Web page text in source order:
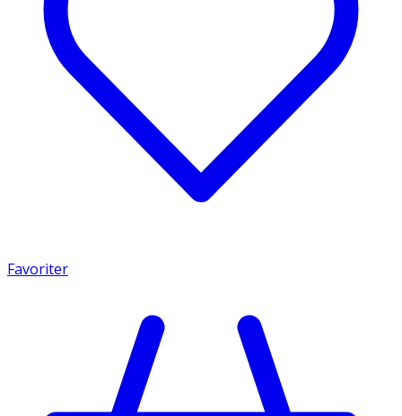
Favoriter